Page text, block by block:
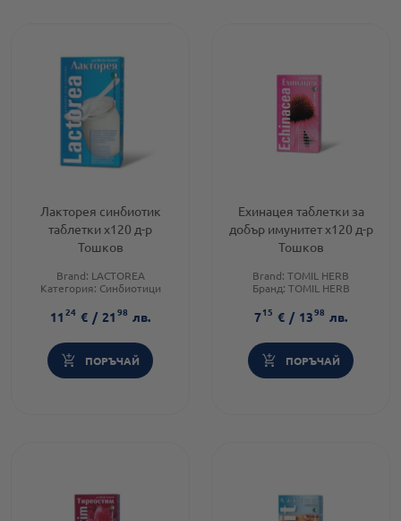
Лакторея синбиотик
таблетки х120 д-р
Тошков
Brand: LACTOREA
Категория: Синбиотици
1124 € / 2198 лв.
ПОРЪЧАЙ
Ехинацея таблетки за
добър имунитет х120 д-р
Тошков
Brand: TOMIL HERB
Бранд: TOMIL HERB
715 € / 1398 лв.
ПОРЪЧАЙ